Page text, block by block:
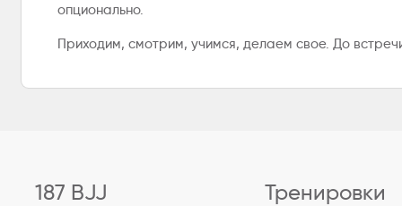
опционально.
Приходим, смотрим, учимся, делаем свое. До
187 BJJ Тренировки